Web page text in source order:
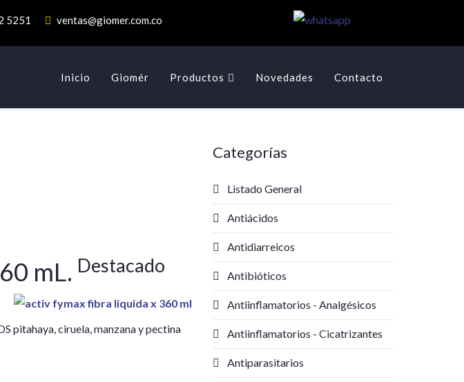
5251 ventas@giomer.com.co
Inicio Giomér Productos Novedades Contacto
mL. Destacado
pitahaya, ciruela, manzana y pectina
Categorías
Listado General
Antiácidos
Antidiarreicos
Antibióticos
Antiinflamatorios - Analgésicos
Antiinflamatorios - Cicatrizantes
Antiparasitarios